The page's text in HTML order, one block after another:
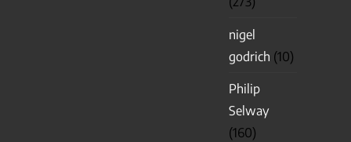
nigel
godrich (10)
Philip
Selway
(160)